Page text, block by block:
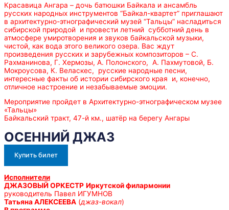
Красавица Ангара – дочь батюшки Байкала и ансамбль
русских народных инструментов “Байкал-квартет” приглашают
в архитектурно-этнографический музей “Тальцы” насладиться
сибирской природой и провести летний субботний день в
атмосфере умиротворения и звуков байкальской музыки,
чистой, как вода этого великого озера. Вас ждут
произведения русских и зарубежных композиторов – С.
Рахманинова, Г. Хермозы, А. Полонского, А. Пахмутовой, Б.
Мокроусова, К. Веласкес, русские народные песни,
интересные факты об истории сибирского края и, конечно,
отличное настроение и незабываемые эмоции.
Мероприятие пройдет в Архитектурно-этнографическом музее
«Тальцы»
Байкальский тракт, 47-й км., шатёр на берегу Ангары
ОСЕННИЙ ДЖАЗ
Купить билет
Исполнители
ДЖАЗОВЫЙ ОРКЕСТР Иркутской филармонии
руководитель Павел ИГУМНОВ
Татьяна АЛЕКСЕЕВА (джаз-вокал)